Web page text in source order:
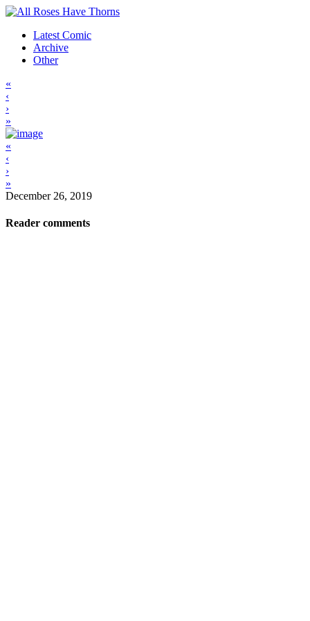
Latest Comic
Archive
Other
«
‹
›
»
«
‹
›
»
December 26, 2019
Reader comments